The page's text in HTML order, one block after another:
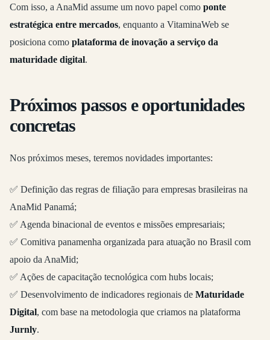
Com isso, a AnaMid assume um novo papel como ponte
estratégica entre mercados, enquanto a VitaminaWeb se
posiciona como plataforma de inovação a serviço da
maturidade digital.
Próximos passos e oportunidades
concretas
Nos próximos meses, teremos novidades importantes:
✅ Definição das regras de filiação para empresas brasileiras na
AnaMid Panamá;
✅ Agenda binacional de eventos e missões empresariais;
✅ Comitiva panamenha organizada para atuação no Brasil com
apoio da AnaMid;
✅ Ações de capacitação tecnológica com hubs locais;
✅ Desenvolvimento de indicadores regionais de Maturidade
Digital, com base na metodologia que criamos na plataforma
Jurnly.